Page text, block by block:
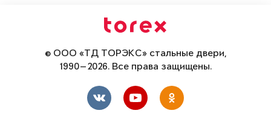
© ООО «ТД ТОРЭКС» стальные двери,
1990—2026. Все права защищены.